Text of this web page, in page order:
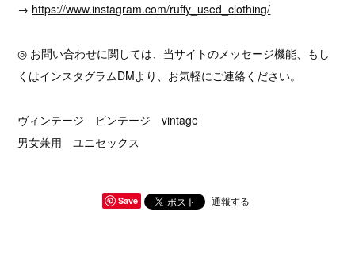
→ https://www.instagram.com/ruffy_used_clothing/
◎ お問い合わせに関しては、当サイトのメッセージ機能、もし
くはインスタグラムDMより、お気軽にご連絡ください。
ヴィンテージ ビンテージ vintage
男女兼用 ユニセックス
Save 通報する